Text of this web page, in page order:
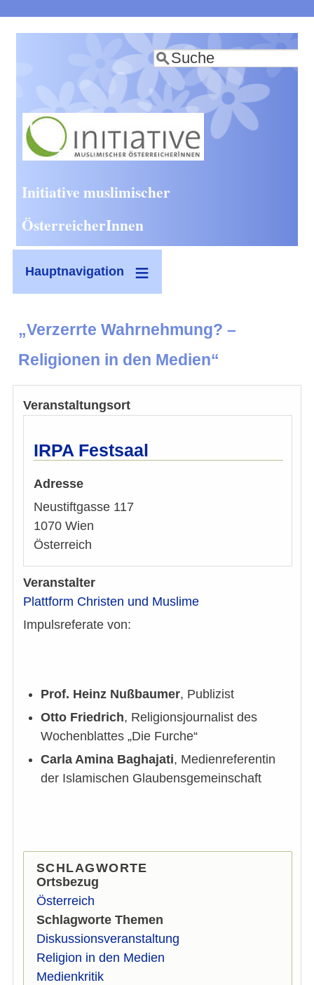
zum
Inhalt
Suche
Initiative muslimischer
ÖsterreicherInnen
Hauptnavigation
„Verzerrte Wahrnehmung? –
Religionen in den Medien“
Veranstaltungsort
IRPA Festsaal
Adresse
Neustiftgasse 117
1070 Wien
Österreich
Veranstalter
Plattform Christen und Muslime
Impulsreferate von:
Prof. Heinz Nußbaumer, Publizist
Otto Friedrich, Religionsjournalist des
Wochenblattes „Die Furche“
Carla Amina Baghajati, Medienreferentin
der Islamischen Glaubensgemeinschaft
SCHLAGWORTE
Ortsbezug
Österreich
Schlagworte Themen
Diskussionsveranstaltung
Religion in den Medien
Medienkritik